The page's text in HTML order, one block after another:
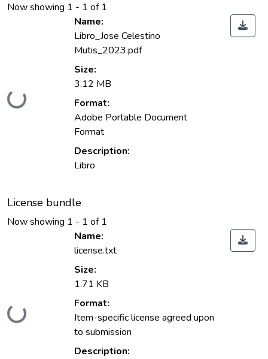
Now showing 1 - 1 of 1
Loading...
Name:
Libro_Jose Celestino
Mutis_2023.pdf
Size:
3.12 MB
Format:
Adobe Portable Document
Format
Description:
Libro
License bundle
Now showing 1 - 1 of 1
Loading...
Name:
license.txt
Size:
1.71 KB
Format:
Item-specific license agreed upon
to submission
Description: